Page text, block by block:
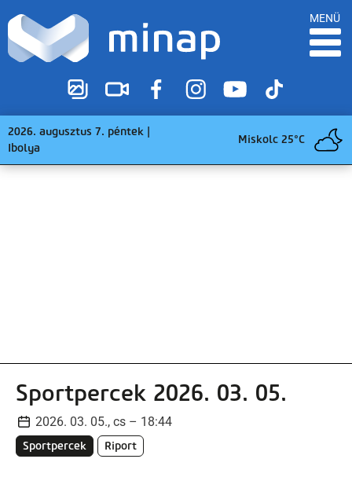
MENÜ
2026. augusztus 7. péntek |
Ibolya
Miskolc 25°C
Sportpercek 2026. 03. 05.
2026. 03. 05., cs – 18:44
Sportpercek Riport